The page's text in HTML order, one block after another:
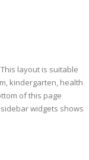
layout is suitable
kindergarten, health
of this page
widgets shows